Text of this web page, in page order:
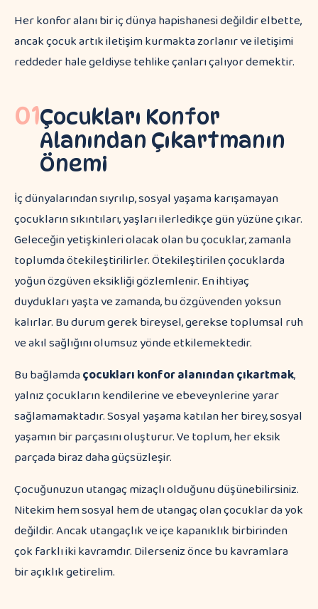
Her konfor alanı bir iç dünya hapishanesi değildir elbette,
ancak çocuk artık iletişim kurmakta zorlanır ve iletişimi
reddeder hale geldiyse tehlike çanları çalıyor demektir.
01Çocukları Konfor
Alanından Çıkartmanın
Önemi
İç dünyalarından sıyrılıp, sosyal yaşama karışamayan
çocukların sıkıntıları, yaşları ilerledikçe gün yüzüne çıkar.
Geleceğin yetişkinleri olacak olan bu çocuklar, zamanla
toplumda ötekileştirilirler. Ötekileştirilen çocuklarda
yoğun özgüven eksikliği gözlemlenir. En ihtiyaç
duydukları yaşta ve zamanda, bu özgüvenden yoksun
kalırlar. Bu durum gerek bireysel, gerekse toplumsal ruh
ve akıl sağlığını olumsuz yönde etkilemektedir.
Bu bağlamdaçocukları konfor alanından çıkartmak,
yalnız çocukların kendilerine ve ebeveynlerine yarar
sağlamamaktadır. Sosyal yaşama katılan her birey, sosyal
yaşamın bir parçasını oluşturur. Ve toplum, her eksik
parçada biraz daha güçsüzleşir.
Çocuğunuzun utangaç mizaçlı olduğunu düşünebilirsiniz.
Nitekim hem sosyal hem de utangaç olan çocuklar da yok
değildir. Ancak utangaçlık ve içe kapanıklık birbirinden
çok farklı iki kavramdır. Dilerseniz önce bu kavramlara
bir açıklık getirelim.